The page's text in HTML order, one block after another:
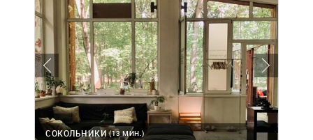
(13 МИН.)
СОКОЛЬНИКИ